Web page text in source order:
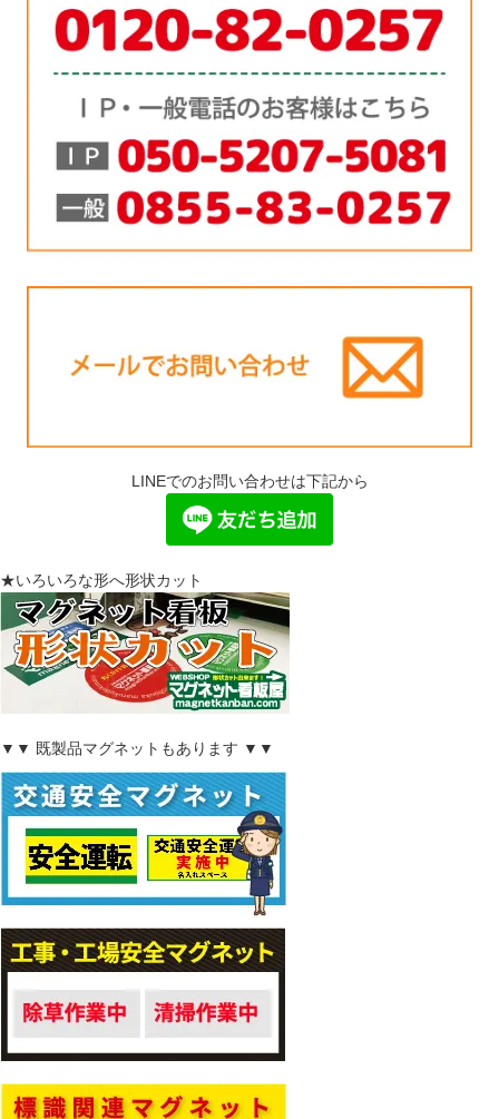
LINEでのお問い合わせは下記から
★いろいろな形へ形状カット
▼▼ 既製品マグネットもあります ▼▼